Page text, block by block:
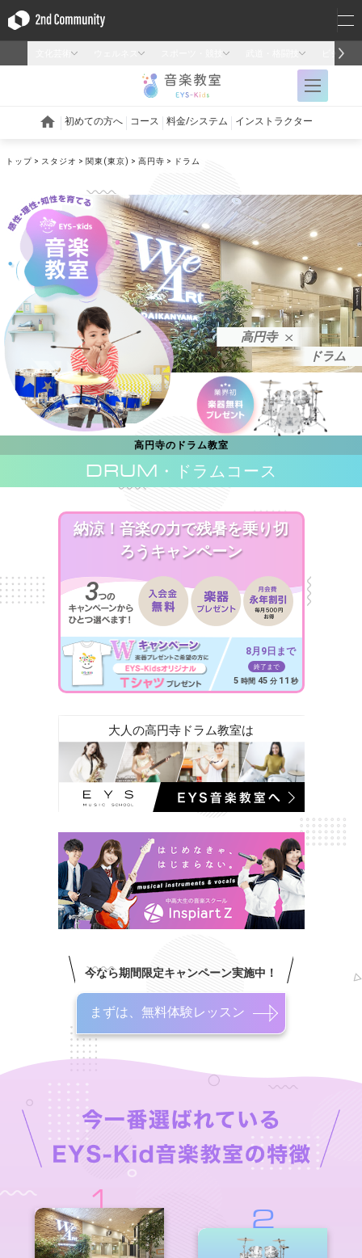
トップ スタジオ 関東(東京) 高円寺 ドラム
高円寺
ドラム
高円寺のドラム教室
DRUM ・ドラムコース
納涼！音楽の力で残暑を乗り切
ろうキャンペーン
8月9日まで
終了まで
5 時間 45 分 09 秒
大人の高円寺ドラム教室は
今なら期間限定キャンペーン実施中！
まずは、無料体験レッスン
1
2